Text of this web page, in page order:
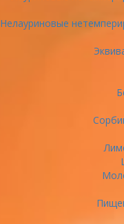
Нелауриновые